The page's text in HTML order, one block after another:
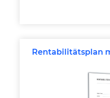
Rentabilitätsplan